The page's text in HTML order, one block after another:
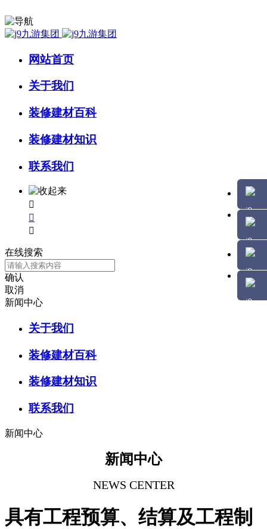
网站首页
关于我们
装修建材百科
装修建材知识
联系我们



在线搜索
确认
取消
新闻中心
关于我们
装修建材百科
装修建材知识
联系我们
新闻中心
新闻中心
NEWS CENTER
具有工程预算、结算及工程制